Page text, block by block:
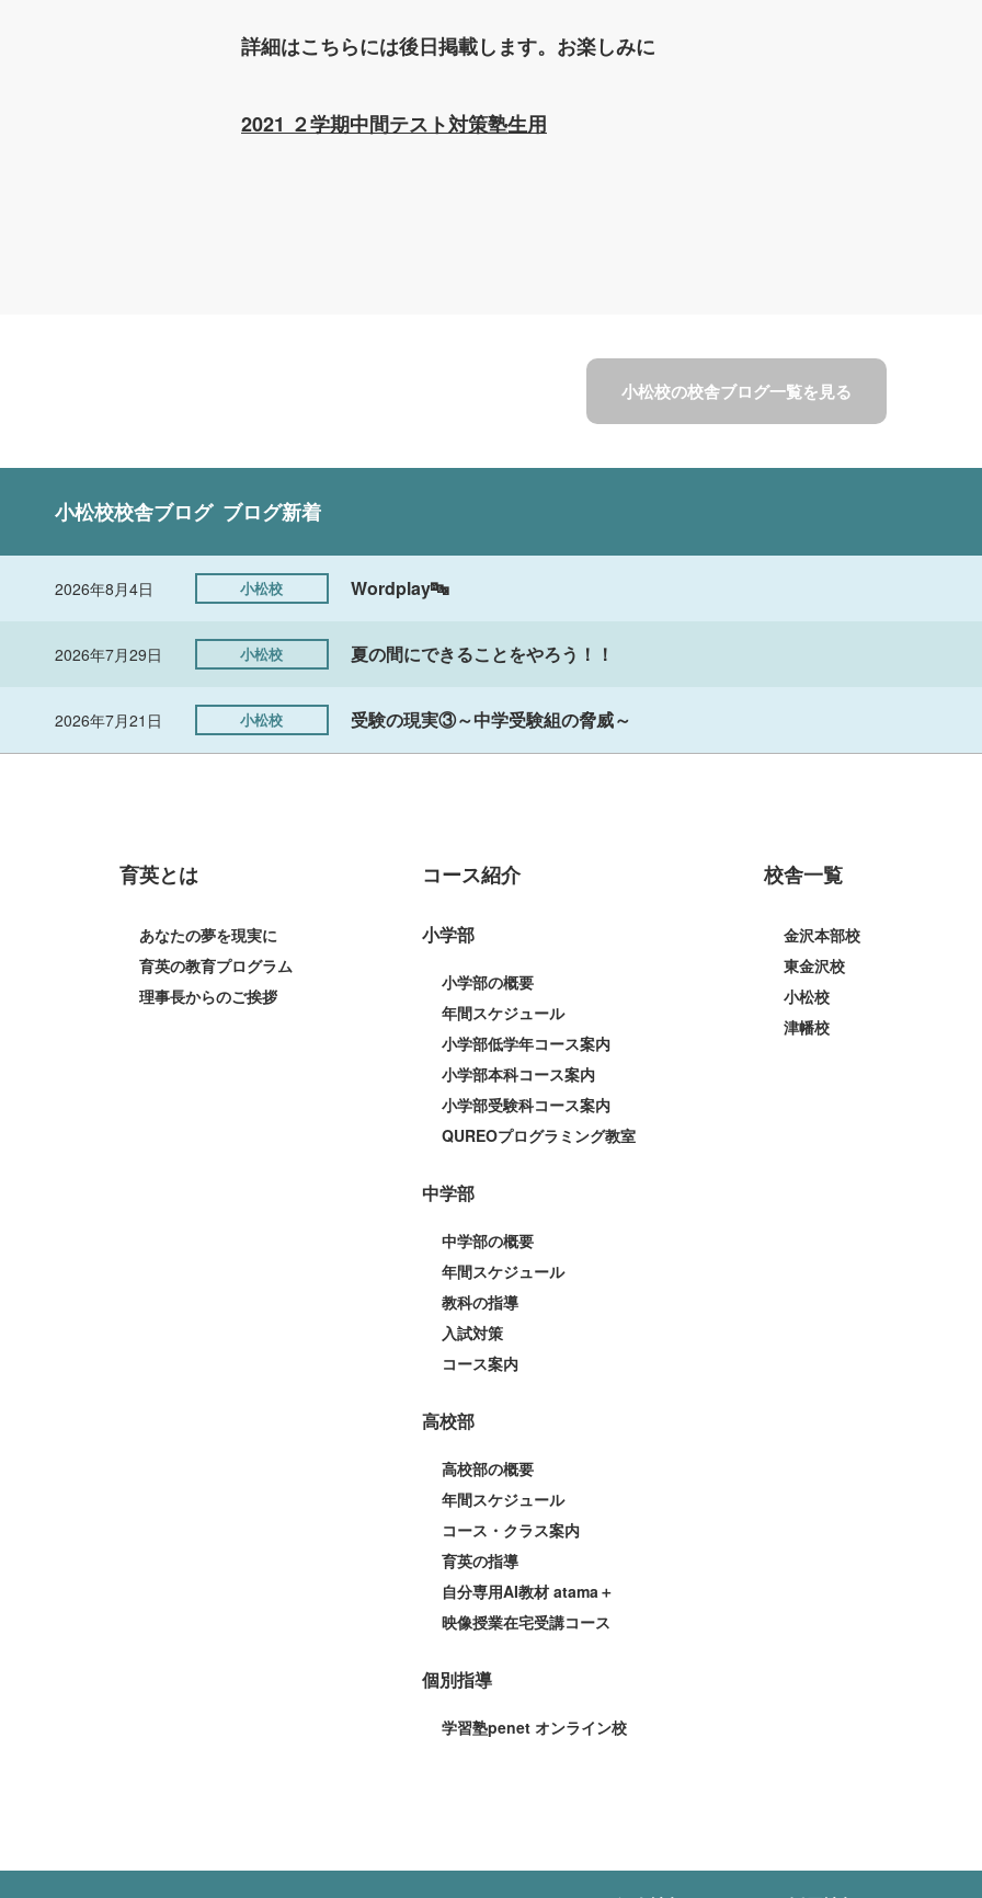
詳細はこちらには後日掲載します。お楽しみに
2021 ２学期中間テスト対策塾生用
小松校の校舎ブログ一覧を見る
小松校校舎ブログ ブログ新着
2026年8月4日 小松校 Wordplay🔤
2026年7月29日 小松校 夏の間にできることをやろう！！
2026年7月21日 小松校 受験の現実③～中学受験組の脅威～
育英とは
あなたの夢を現実に
育英の教育プログラム
理事長からのご挨拶
コース紹介
小学部
小学部の概要
年間スケジュール
小学部低学年コース案内
小学部本科コース案内
小学部受験科コース案内
QUREOプログラミング教室
中学部
中学部の概要
年間スケジュール
教科の指導
入試対策
コース案内
高校部
高校部の概要
年間スケジュール
コース・クラス案内
育英の指導
自分専用AI教材 atama＋
映像授業在宅受講コース
個別指導
学習塾penet オンライン校
校舎一覧
金沢本部校
東金沢校
小松校
津幡校